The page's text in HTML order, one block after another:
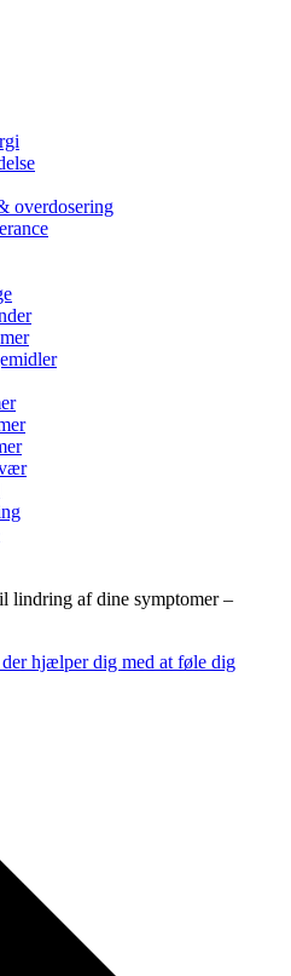
overdosering
lindring af dine symptomer –
hjælper dig med at føle dig